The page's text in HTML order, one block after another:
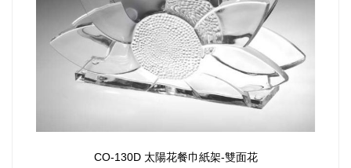
CO-130D 太陽花餐巾紙架-雙面花